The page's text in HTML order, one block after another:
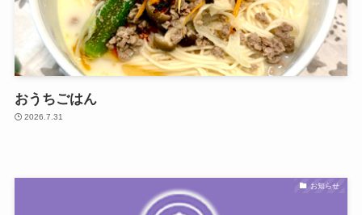
おうちごはん
2026.7.31
お知らせ